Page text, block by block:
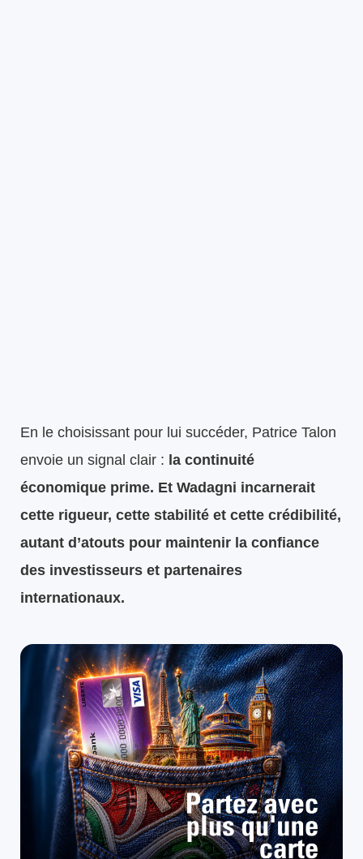
En le choisissant pour lui succéder, Patrice Talon
envoie un signal clair : la continuité
économique prime. Et Wadagni incarnerait
cette rigueur, cette stabilité et cette crédibilité,
autant d’atouts pour maintenir la confiance
des investisseurs et partenaires
internationaux.